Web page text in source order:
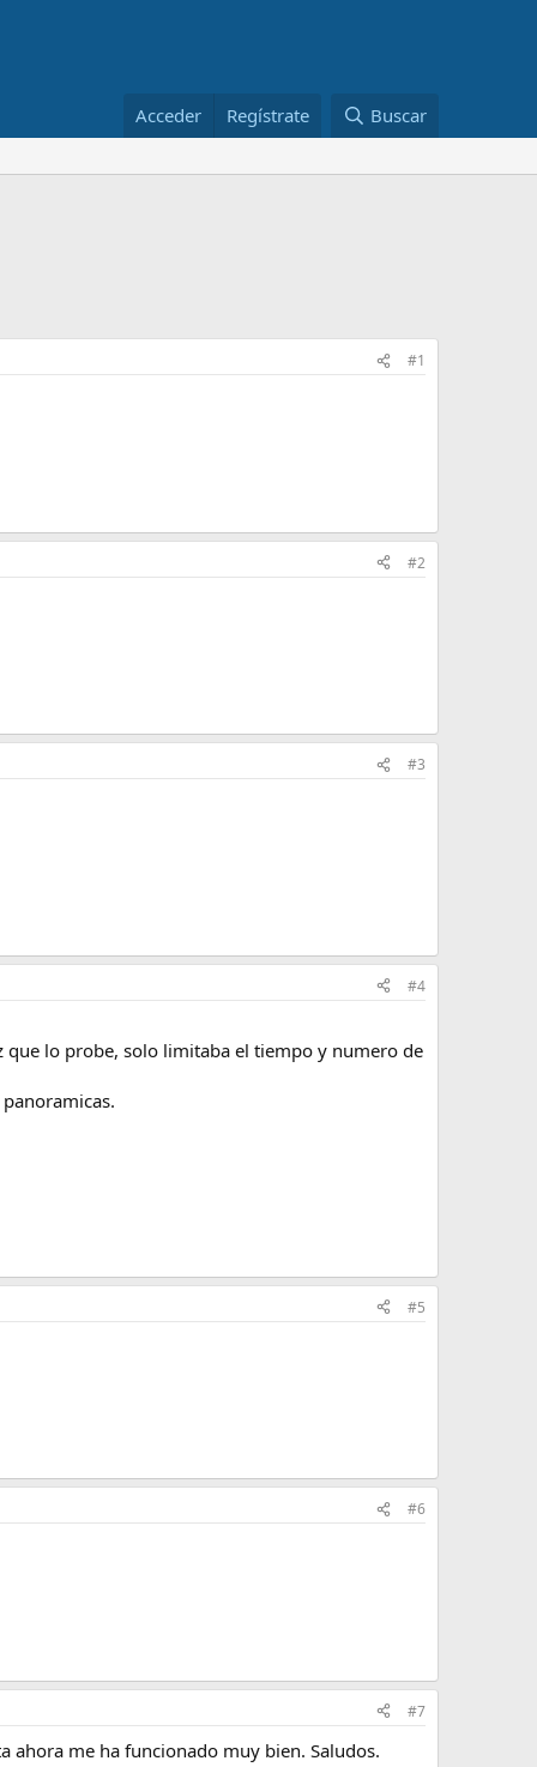
Acceder Regístrate Buscar
#1
#2
#3
#4
que lo probe, solo limitaba el tiempo y numero de
#5
#6
#7
ahora me ha funcionado muy bien. Saludos.